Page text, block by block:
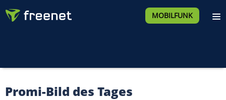
MOBILFUNK
Promi-Bild des Tages